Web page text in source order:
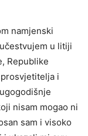
namjenski
u litiji
Republike
i
nisam mogao ni
sam i visoko